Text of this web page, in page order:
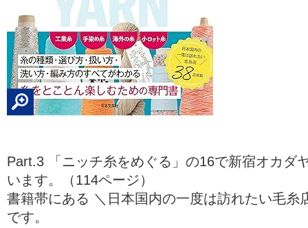
Part.3 「ニッチ糸をめぐる」の16で新宿オカダ
います。（114ページ）
書籍帯にある ＼日本国内の一度は訪れたい毛糸
です。